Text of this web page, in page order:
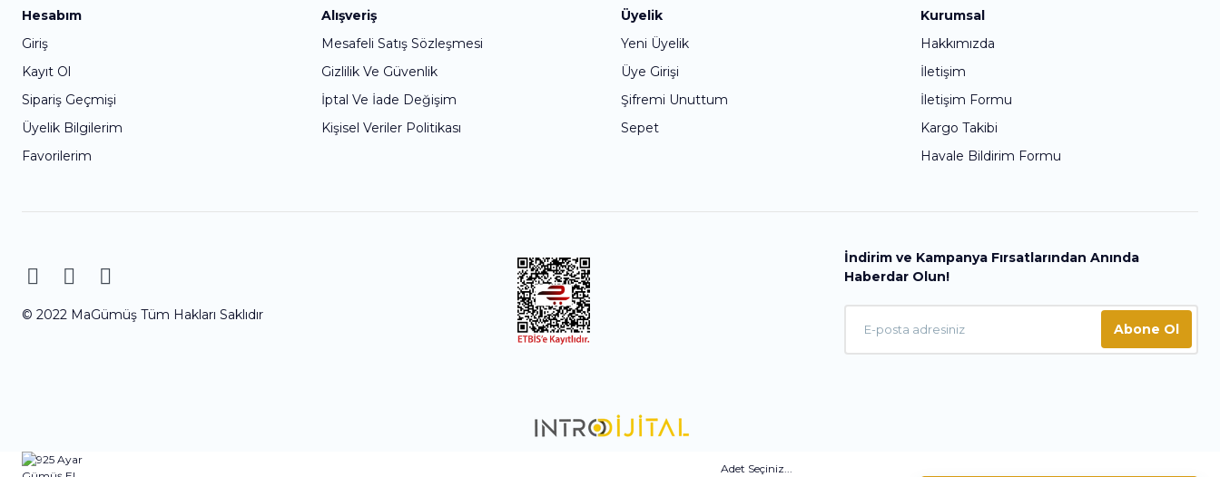
Yorum Yaz
Adet Seçiniz...
Hesabım
Giriş
Kayıt Ol
Sipariş Geçmişi
Üyelik Bilgilerim
Favorilerim
Alışveriş
Mesafeli Satış Sözleşmesi
Gizlilik Ve Güvenlik
İptal Ve İade Değişim
Kişisel Veriler Politikası
Üyelik
Yeni Üyelik
Üye Girişi
Şifremi Unuttum
Sepet
Kurumsal
Hakkımızda
İletişim
İletişim Formu
Kargo Takibi
Havale Bildirim Formu
© 2022 MaGümüş Tüm Hakları Saklıdır
İndirim ve Kampanya Fırsatlarından Anında
Haberdar Olun!
Abone Ol